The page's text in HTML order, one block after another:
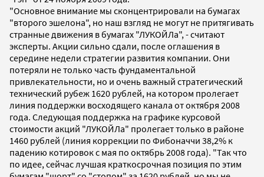
"Основное внимание мы сконцентрировали на бумагах
"второго эшелона", но наш взгляд не могут не притягивать
странные движения в бумагах "ЛУКОЙЛа", - считают
эксперты. Акции сильно сдали, после оглашения в
середине недели стратегии развития компании. Они
потеряли не только часть фундаментальной
привлекательности, но и очень важный стратегический
технический рубеж 1620 рублей, на котором пролегает
линия поддержки восходящего канала от октября 2008
года. Следующая поддержка на графике курсовой
стоимости акций "ЛУКОЙЛа" пролегает только в районе
1460 рублей (линия коррекции по Фибоначчи 38,2% к
падению котировок c мая по октябрь 2008 года). "Так что
по идее, сейчас лучшая краткосрочная позиция по этим